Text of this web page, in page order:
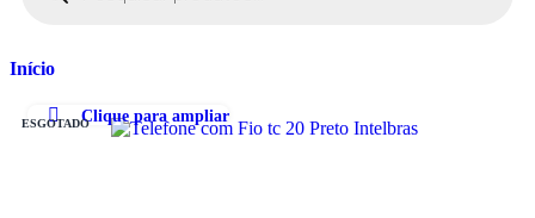
Início
ESGOTADOClique para ampliar